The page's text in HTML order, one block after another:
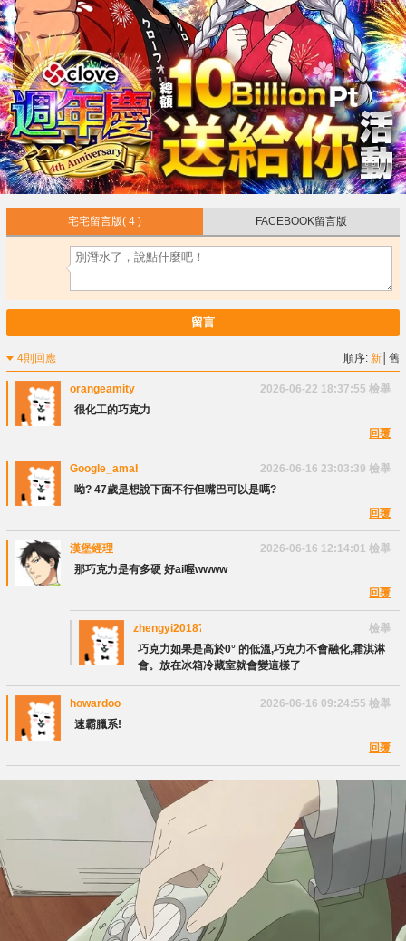
宅宅留言版( 4 ) FACEBOOK留言版
留言
4則回應 順序:新 │舊
orangeamity 2026-06-22 18:37:55 檢舉
很化工的巧克力
回覆
Google_amaha54 2026-06-16 23:03:39 檢舉
呦? 47歲是想說下面不行但嘴巴可以是嗎?
回覆
漢堡經理 2026-06-16 12:14:01 檢舉
那巧克力是有多硬 好ai喔wwww
回覆
zhengyi2018777
檢舉
巧克力如果是高於0° 的低溫,巧克力不會融化,霜淇淋
會。放在冰箱冷藏室就會變這樣了
howardoo 2026-06-16 09:24:55 檢舉
速霸臘系!
回覆